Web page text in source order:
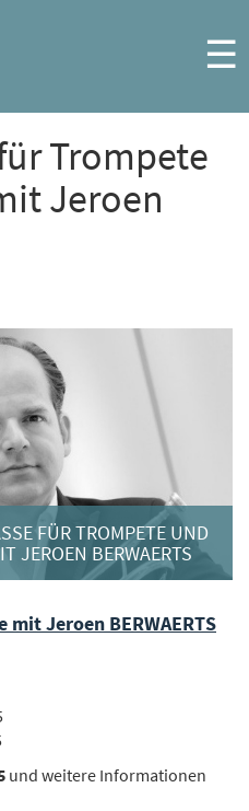
☰
Trompete
Jeroen
FÜR TROMPETE UND
JEROEN BERWAERTS
mitJeroen BERWAERTS
und weitere Informationen